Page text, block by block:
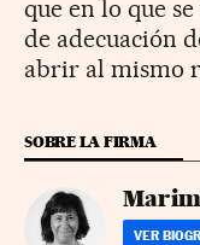
que en lo que
de adecuación
abrir al mismo
SOBRE LA FIRMA
VER